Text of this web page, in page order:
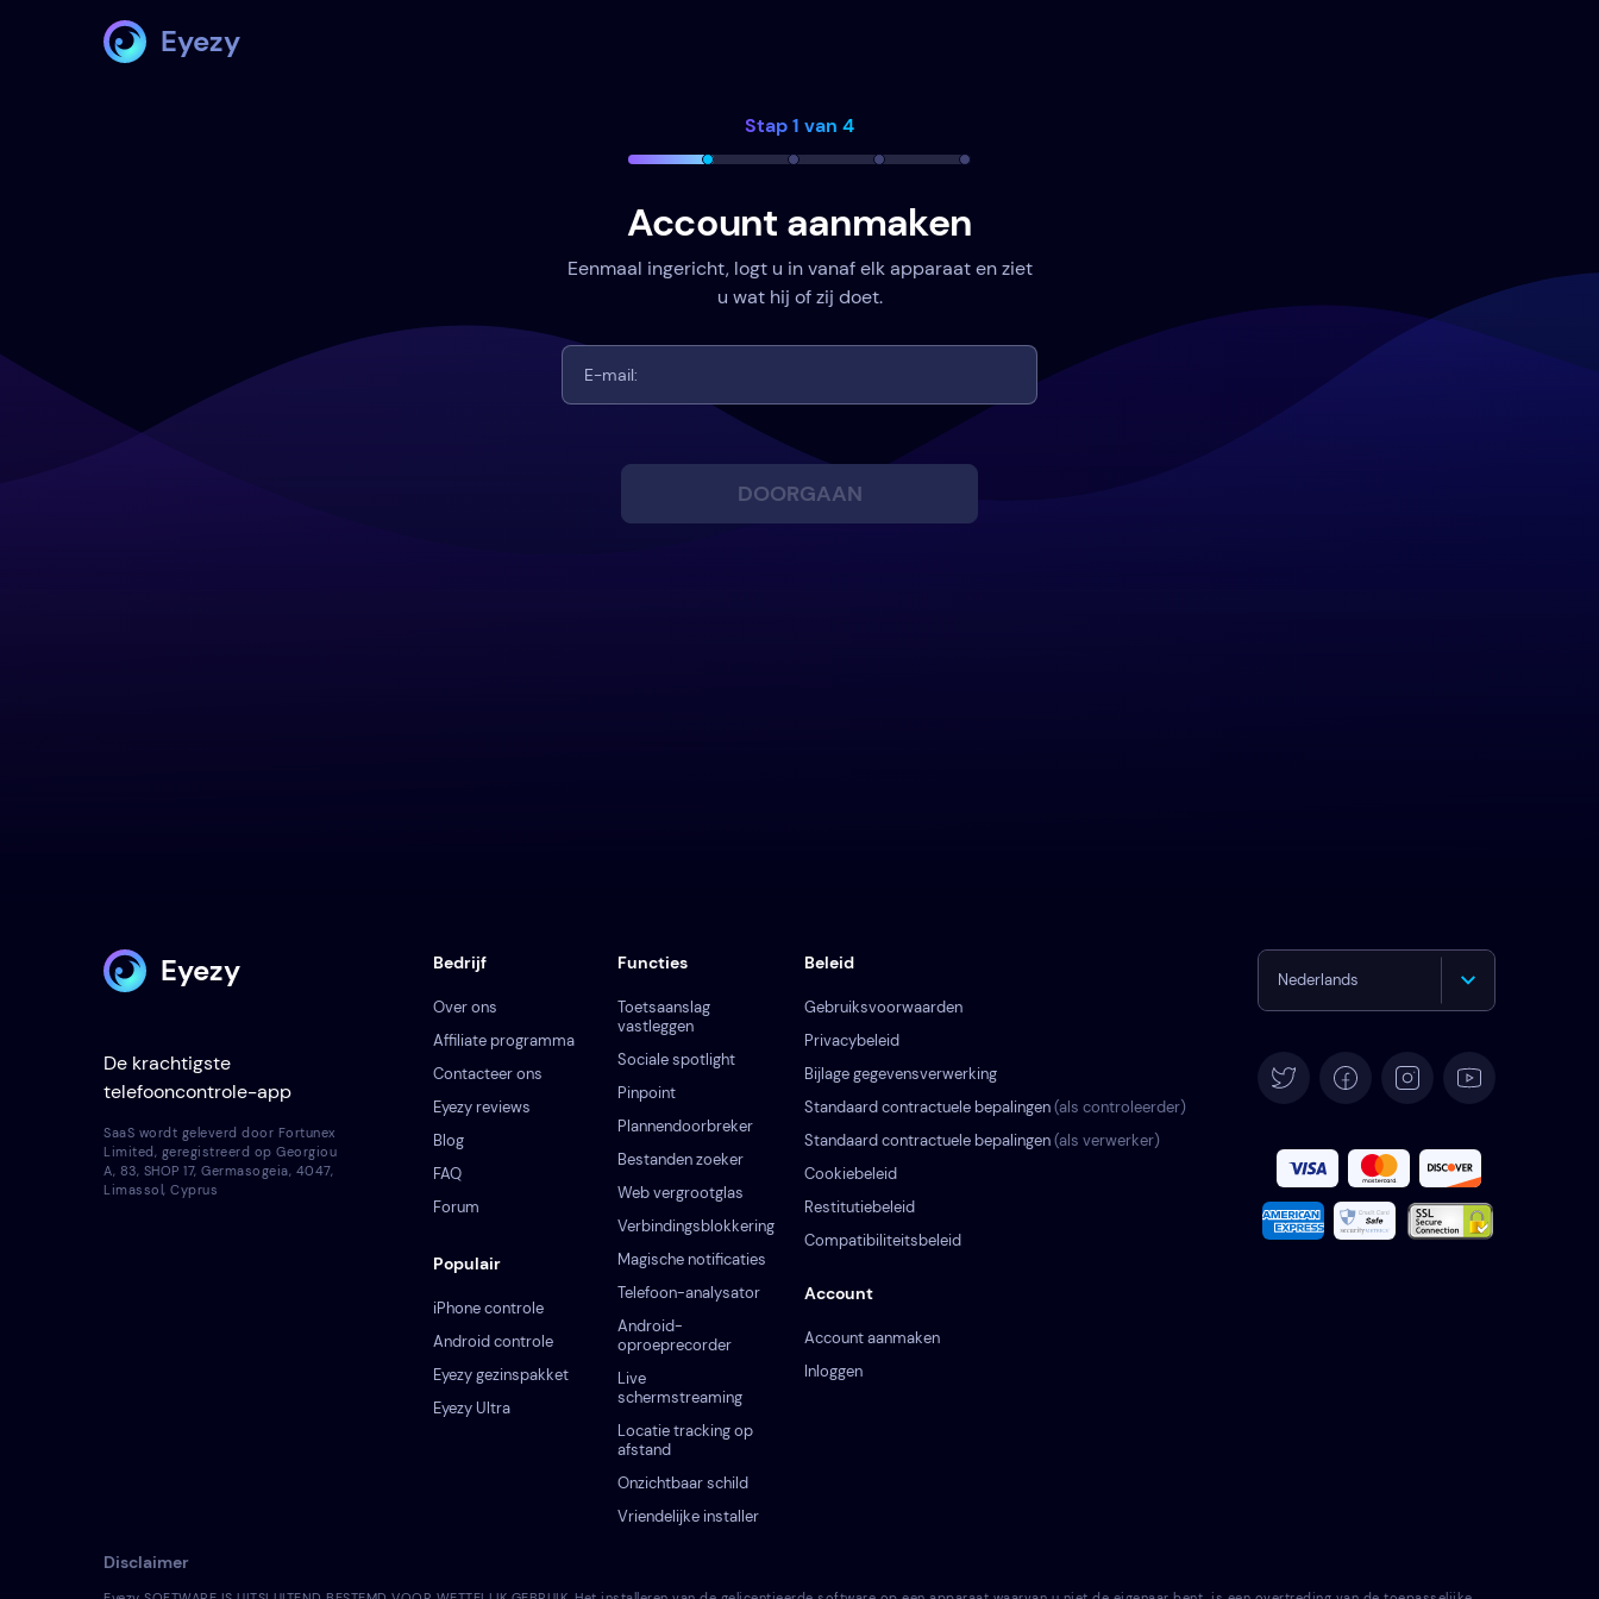
Eyezy
Stap 1 van 4
Account aanmaken
Eenmaal ingericht, logt u in vanaf elk apparaat en ziet
u wat hij of zij doet.
DOORGAAN
Eyezy
De krachtigste
telefooncontrole-app
Bedrijf
Over ons
Affiliate programma
Contacteer ons
Eyezy reviews
Blog
FAQ
Forum
Populair
iPhone controle
Android controle
Eyezy gezinspakket
Eyezy Ultra
Account
Account aanmaken
Inloggen
Beleid
Gebruiksvoorwaarden
Privacybeleid
Bijlage gegevensverwerking
Standaard contractuele bepalingen(als controleerder)
Standaard contractuele bepalingen(als verwerker)
Cookiebeleid
Restitutiebeleid
Compatibiliteitsbeleid
Functies
Toetsaanslag
vastleggen
Sociale spotlight
Pinpoint
Plannendoorbreker
Bestanden zoeker
Web vergrootglas
Verbindingsblokkering
Magische notificaties
Telefoon-analysator
Android-
oproeprecorder
Live
schermstreaming
Locatie tracking op
afstand
Onzichtbaar schild
Vriendelijke installer
Nederlands
Español
Français
SaaS wordt geleverd door Fortunex
Limited, geregistreerd op Georgiou
A, 83, SHOP 17, Germasogeia, 4047,
Limassol, Cyprus
Disclaimer